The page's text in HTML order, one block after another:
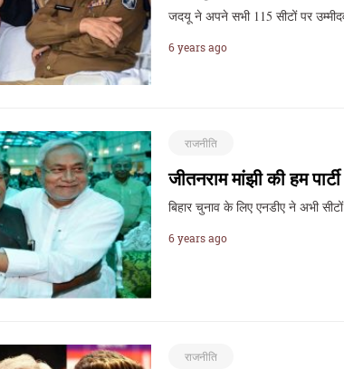
जदयू ने अपने सभी 115 सीटों पर
6 years ago
राजनीति
जीतनराम मांझी की हम
बिहार चुनाव के लिए एनडीए ने अभी
6 years ago
राजनीति